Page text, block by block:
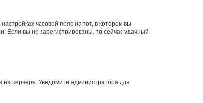
часовой пояс на тот, в котором вы
Если вы не зарегистрированы, то сейчас удачный
на сервере. Уведомите администратора для